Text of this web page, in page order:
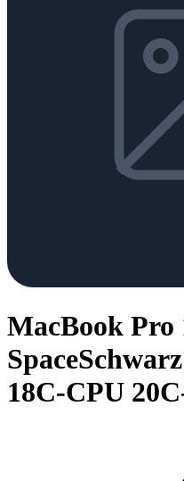
MacBook Pro
18C-CPU